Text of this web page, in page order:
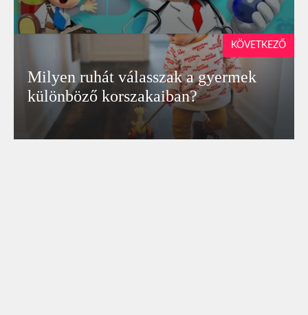
Milyen ruhát válasszak a gyermek
különböző korszakaiban?
KÖVETKEZŐ